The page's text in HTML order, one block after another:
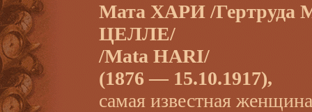
Мата ХАРИ /Гертруда
ЦЕЛЛЕ/
/Mata HARI/
(1876 — 15.10.1917),
самая известная